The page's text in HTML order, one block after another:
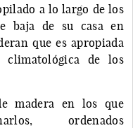
a lo largo de los
baja de su casa en
que es apropiada
climatológica de los
madera en los que
ordenados